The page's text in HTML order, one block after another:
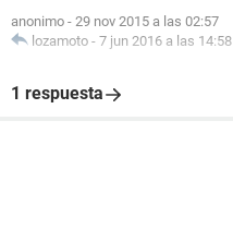
anonimo - 29 nov 2015 a las 02:57
lozamoto - 7 jun 2016 a las 14:58
1 respuesta